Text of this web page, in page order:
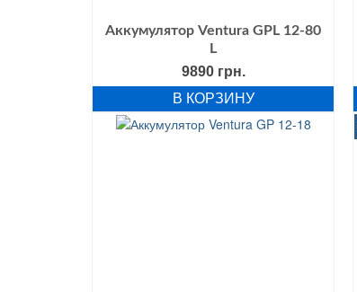
Аккумулятор Ventura GPL 12-80
L
9890 грн.
В КОРЗИНУ